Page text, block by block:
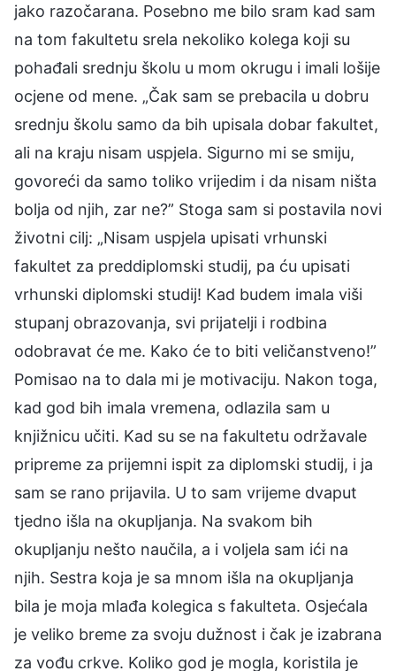
jako razočarana. Posebno me bilo sram kad sam
na tom fakultetu srela nekoliko kolega koji su
pohađali srednju školu u mom okrugu i imali lošije
ocjene od mene. „Čak sam se prebacila u dobru
srednju školu samo da bih upisala dobar fakultet,
ali na kraju nisam uspjela. Sigurno mi se smiju,
govoreći da samo toliko vrijedim i da nisam ništa
bolja od njih, zar ne?” Stoga sam si postavila novi
životni cilj: „Nisam uspjela upisati vrhunski
fakultet za preddiplomski studij, pa ću upisati
vrhunski diplomski studij! Kad budem imala viši
stupanj obrazovanja, svi prijatelji i rodbina
odobravat će me. Kako će to biti veličanstveno!”
Pomisao na to dala mi je motivaciju. Nakon toga,
kad god bih imala vremena, odlazila sam u
knjižnicu učiti. Kad su se na fakultetu održavale
pripreme za prijemni ispit za diplomski studij, i ja
sam se rano prijavila. U to sam vrijeme dvaput
tjedno išla na okupljanja. Na svakom bih
okupljanju nešto naučila, a i voljela sam ići na
njih. Sestra koja je sa mnom išla na okupljanja
bila je moja mlađa kolegica s fakulteta. Osjećala
je veliko breme za svoju dužnost i čak je izabrana
za vođu crkve. Koliko god je mogla, koristila je